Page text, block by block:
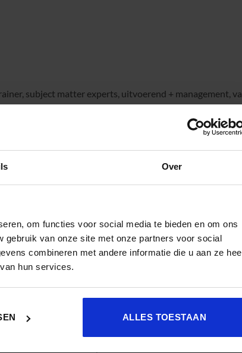
Over
om functies voor social media te bieden en om ons
gebruik van onze site met onze partners voor social
combineren met andere informatie die u aan ze
hun services.
ALLES TOESTAAN
subject matter experts, uitvoerend + management,
Bechtle
expertise van collega’s.
dat het op een effectieve en
is betekenisvol voor de